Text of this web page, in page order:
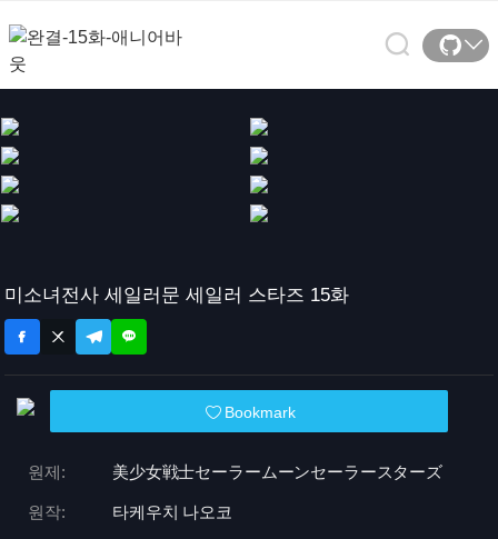
미소녀전사 세일러문 세일러 스타즈 15화
Bookmark
원제: 美少女戦士セーラームーンセーラースターズ
원작: 타케우치 나오코